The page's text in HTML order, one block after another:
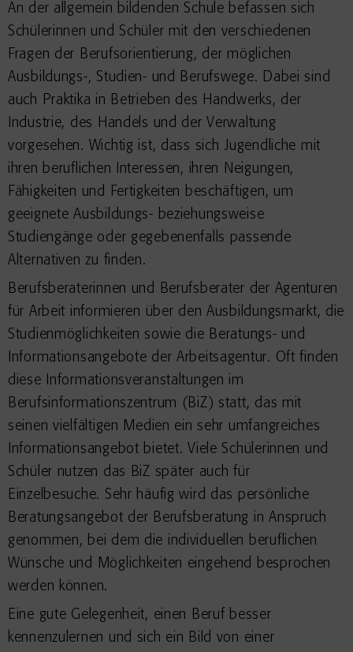
An der allgemein bildenden Schule befassen sich
Schülerinnen und Schüler mit den verschiedenen
Fragen der Berufsorientierung, der möglichen
Ausbildungs-, Studien- und Berufswege. Dabei sind
auch Praktika in Betrieben des Handwerks, der
Industrie, des Handels und der Verwaltung
vorgesehen. Wichtig ist, dass sich Jugendliche mit
ihren beruflichen Interessen, ihren Neigungen,
Fähigkeiten und Fertigkeiten beschäftigen, um
geeignete Ausbildungs- beziehungsweise
Studiengänge oder gegebenenfalls passende
Alternativen zu finden.
Berufsberaterinnen und Berufsberater der Agenturen
für Arbeit informieren über den Ausbildungsmarkt, die
Studienmöglichkeiten sowie die Beratungs- und
Informationsangebote der Arbeitsagentur. Oft finden
diese Informationsveranstaltungen im
Berufsinformationszentrum (BiZ) statt, das mit
seinen vielfältigen Medien ein sehr umfangreiches
Informationsangebot bietet. Viele Schülerinnen und
Schüler nutzen das BiZ später auch für
Einzelbesuche. Sehr häufig wird das persönliche
Beratungsangebot der Berufsberatung in Anspruch
genommen, bei dem die individuellen beruflichen
Wünsche und Möglichkeiten eingehend besprochen
werden können.
Eine gute Gelegenheit, einen Beruf besser
kennenzulernen und sich ein Bild von einer